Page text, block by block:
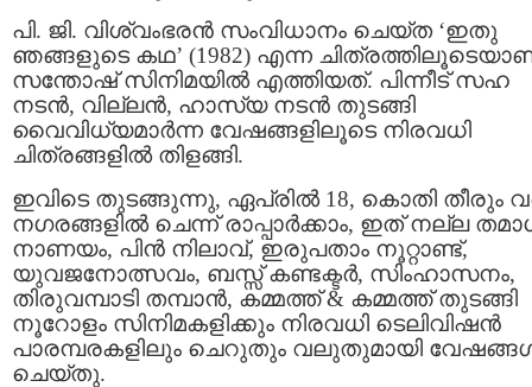
പി. ജി. വിശ്വംഭരൻ സംവിധാനം ചെയ്ത ‘ഇതു
ഞങ്ങളുടെ കഥ’ (1982) എന്ന
സന്തോഷ് സിനിമയിൽ എത്തിയത്. പിന്നീട് സഹ
നടൻ, വില്ലൻ, ഹാസ്യ നടൻ തുടങ്ങി
വൈവിധ്യമാർന്ന വേഷങ്ങളിലൂടെ നിരവധി
ചിത്രങ്ങളിൽ തിളങ്ങി.
ഇവിടെ തുടങ്ങുന്നു, ഏപ്രിൽ 18, കൊതി തീരും
നഗരങ്ങളിൽ ചെന്ന് രാപ്പാർക്കാം, ഇത് നല്ല
നാണയം, പിൻ നിലാവ്, ഇരുപതാം നൂറ്റാണ്ട്,
യുവജനോത്സവം, ബസ്സ്‌ കണ്ടക്ടർ, സിംഹാസനം,
തിരുവമ്പാടി തമ്പാൻ, കമ്മത്ത് & കമ്മത്ത് തുടങ്ങി
നൂറോളം സിനിമകളിക്കും നിരവധി ടെലിവിഷൻ
പാരമ്പരകളിലും ചെറുതും വലുതുമായി
ചെയ്തു.